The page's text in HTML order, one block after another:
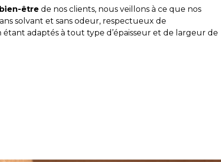
être de nos clients, nous veillons à ce que nos
solvant et sans odeur, respectueux de
étant adaptés à tout type d’épaisseur et de largeur de